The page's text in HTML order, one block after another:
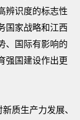
辨识度的标志性
国家战略和江西
、国际有影响的
强国建设作出更
质生产力发展、